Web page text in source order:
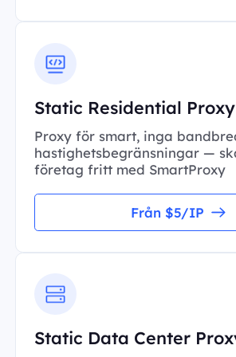
Static Residential Proxy
Proxy för smart, inga
hastighetsbegränsningar —
företag fritt med SmartProxy
Från $5/IP
Static Data Center